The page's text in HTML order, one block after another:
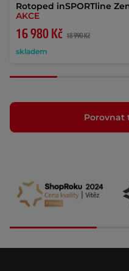
Rotoped inSPORTline
AKCE
16 980 Kč 18 990 Kč
skladem
Porovnat